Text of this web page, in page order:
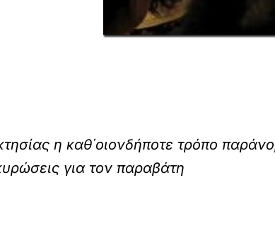
η καθ΄οιονδήποτε τρόπο
για τον παραβάτη